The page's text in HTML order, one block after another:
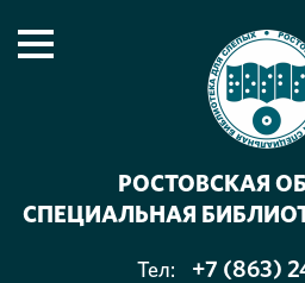
РОСТОВСКАЯ
СПЕЦИАЛЬНАЯ
Тел:
+7 (863)